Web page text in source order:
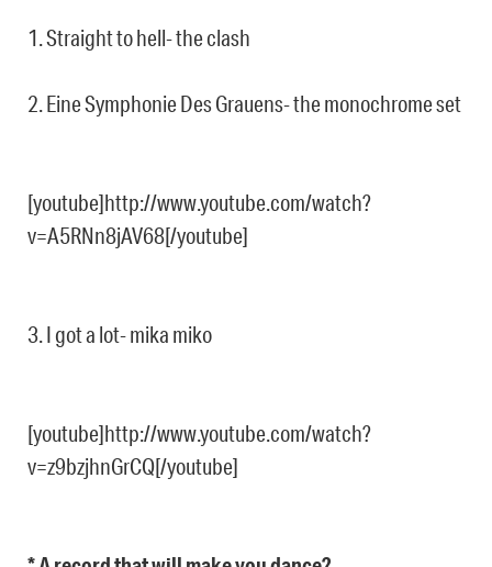
1. Straight to hell- the clash
2. Eine Symphonie Des Grauens- the monochrome set
[youtube]http://www.youtube.com/watch?
v=A5RNn8jAV68[/youtube]
3. I got a lot- mika miko
[youtube]http://www.youtube.com/watch?
v=z9bzjhnGrCQ[/youtube]